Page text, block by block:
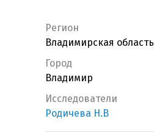
Регион
Владимирская область
Город
Владимир
Исследователи
Родичева Н.В